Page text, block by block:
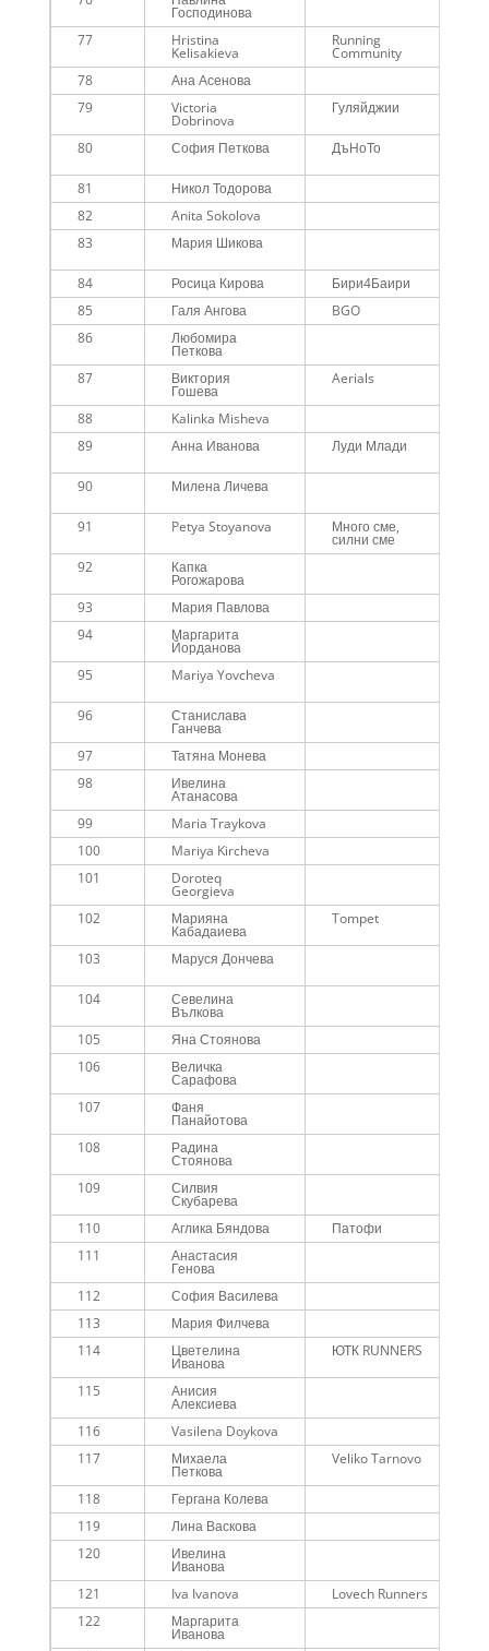
Господинова
77 Hristina
Kelisakieva
Running
Community
78 Ана Асенова
79
Victoria
Dobrinova
Гуляйджии
80 София Петкова ДъНоТо
81
Никол Тодорова
82
Anita Sokolova
83
Мария Шикова
84
Росица Кирова Бири4Баири
85
Галя Ангова BGO
86
Любомира
Петкова
87 Виктория
Гошева
Aerials
88 Kalinka Misheva
89
Анна Иванова Луди Млади
90
Милена Личева
91
Petya Stoyanova Много сме,
силни сме
92 Капка
Рогожарова
93 Мария Павлова
94
Маргарита
Йорданова
95
Mariya Yovcheva
96
Станислава
Ганчева
97 Татяна Монева
98
Ивелина
Атанасова
99 Maria Traykova
100
Mariya Kircheva
101
Doroteq
Georgieva
102 Марияна
Кабадаиева
Tompet
103
Маруся Дончева
104
Севелина
Вълкова
105 Яна Стоянова
106
Величка
Сарафова
107 Фаня
Панайотова
108 Радина
Стоянова
109 Силвия
Скубарева
110 Аглика Бяндова Патофи
111
Анастасия
Генова
112 София Василева
113
Мария Филчева
114
Цветелина
Иванова
ЮТК RUNNERS
115 Анисия
Алексиева
116 Vasilena Doykova
117
Михаела
Петкова
Veliko Tarnovo
118 Гергана Колева
119
Лина Васкова
120
Ивелина
Иванова
121 Iva Ivanova Lovech Runners
122
Маргарита
Иванова